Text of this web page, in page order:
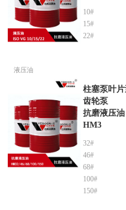
10#
15#
22#
液压油
柱塞泵叶
齿轮泵
抗磨液压油
HM3
32#
46#
68#
100#
150#